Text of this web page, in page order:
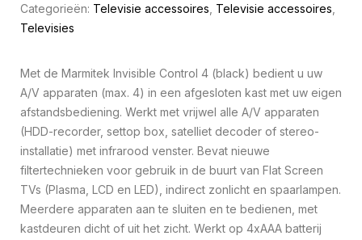
Categorieën: Televisie accessoires Televisie accessoires
Televisies
Met de Marmitek Invisible Control 4 (black) bedient u uw
A/V apparaten (max. 4) in een afgesloten kast met uw eigen
afstandsbediening. Werkt met vrijwel alle A/V apparaten
(HDD-recorder, settop box, satelliet decoder of stereo-
installatie) met infrarood venster. Bevat nieuwe
filtertechnieken voor gebruik in de buurt van Flat Screen
TVs (Plasma, LCD en LED), indirect zonlicht en spaarlampen.
Meerdere apparaten aan te sluiten en te bedienen, met
kastdeuren dicht of uit het zicht. Werkt op 4xAAA batterij